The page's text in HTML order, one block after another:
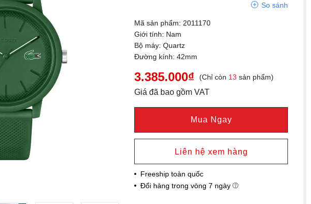
So sánh
Mã sản phẩm: 2011170
Giới tính: Nam
Bộ máy: Quartz
Đường kính: 42mm
3.385.000₫ (Chỉ còn 13 sản phẩm)
Giá đã bao gồm VAT
Mua Ngay
Liên hệ xem hàng
Freeship toàn quốc
Đổi hàng trong vòng 7 ngày